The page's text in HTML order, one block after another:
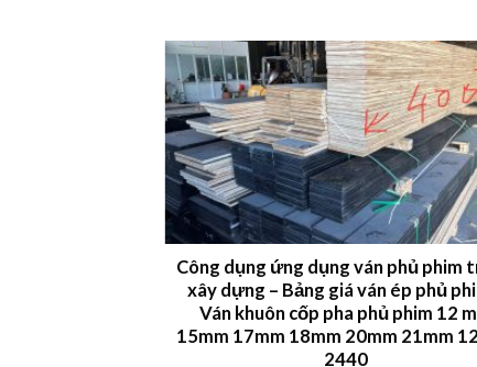
Công dụng ứng dụng ván phủ phim
xây dựng – Bảng giá ván ép phủ
Ván khuôn cốp pha phủ phim 12
15mm 17mm 18mm 20mm 21mm
2440